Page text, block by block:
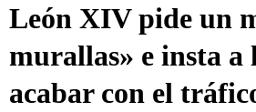
León XIV pide un
murallas» e insta a
acabar con el